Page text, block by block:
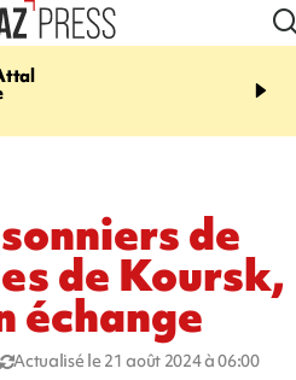
11:43
accident après le virage
de
de Koursk,
échange
Actualisé le 21 août 2024 à 06:00